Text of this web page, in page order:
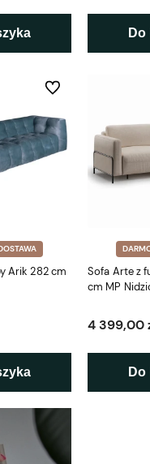
Arik 282 cm
Do ulubionych
Sofa Arte z
cm MP
4 399,00